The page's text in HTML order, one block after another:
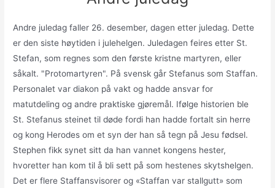
Andre juledag faller 26. desember, dagen etter juledag. Dette
er den siste høytiden i julehelgen. Juledagen feires etter St.
Stefan, som regnes som den første kristne martyren, eller
såkalt. "Protomartyren". På svensk går Stefanus som Staffan.
Personalet var diakon på vakt og hadde ansvar for
matutdeling og andre praktiske gjøremål. Ifølge historien ble
St. Stefanus steinet til døde fordi han hadde fortalt sin herre
og kong Herodes om et syn der han så tegn på Jesu fødsel.
Stephen fikk synet sitt da han vannet kongens hester,
hvoretter han kom til å bli sett på som hestenes skytshelgen.
Det er flere Staffansvisorer og «Staffan var stallgutt» som